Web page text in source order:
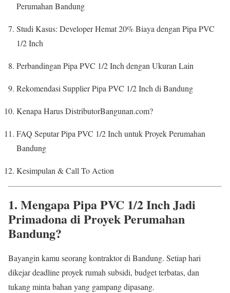
Perumahan Bandung
Studi Kasus: Developer Hemat 20% Biaya dengan Pipa PVC
1/2 Inch
Perbandingan Pipa PVC 1/2 Inch dengan Ukuran Lain
Rekomendasi Supplier Pipa PVC 1/2 Inch di Bandung
Kenapa Harus DistributorBangunan.com?
FAQ Seputar Pipa PVC 1/2 Inch untuk Proyek Perumahan
Bandung
Kesimpulan & Call To Action
1. Mengapa Pipa PVC 1/2 Inch Jadi
Primadona di Proyek Perumahan
Bandung?
Bayangin kamu seorang kontraktor di Bandung. Setiap hari
dikejar deadline proyek rumah subsidi, budget terbatas, dan
tukang minta bahan yang gampang dipasang.